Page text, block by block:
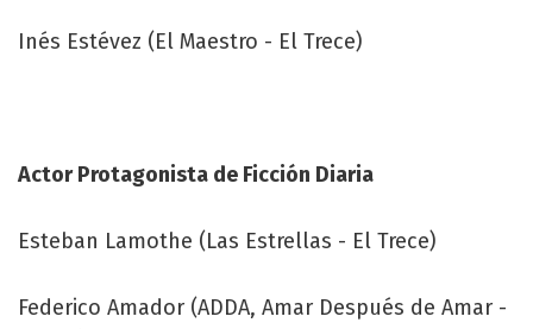
Inés Estévez (El Maestro - El Trece)
Actor Protagonista de Ficción Diaria
Esteban Lamothe (Las Estrellas - El Trece)
Federico Amador (ADDA, Amar Después de Amar -